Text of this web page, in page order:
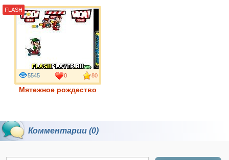
Мятежное рождество
5545 0 80
FLASH
Комментарии (0)